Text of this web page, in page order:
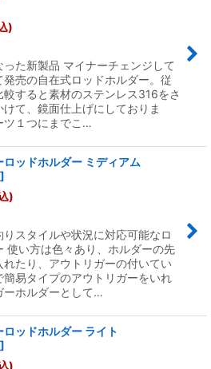
)
た新製品 マイナーチェンジして
発売の自在式ロッドホルダー。従
較すると素材のステンレス316をさ
けて、鏡面仕上げにしておりま
ツ１つにまでこ…
ロッドホルダー ミディアム
]
)
りスタイルや状況に対応可能なロ
使い方は色々あり、ホルダーの先
れたり、アウトリガーの付いてい
簡易タイプのアウトリガーをいれ
ーホルダーとして…
ロッドホルダー ライト
]
)